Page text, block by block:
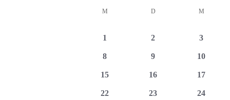
Kalender
von
Veranstaltungen
M DDIENSTAG M
0
1
0
2
0
3
0
8
0
9
0
10
0
15
0
16
0
17
0
22
0
23
0
24